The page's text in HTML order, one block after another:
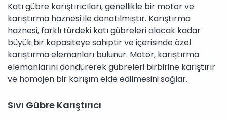
Katı gübre karıştırıcıları, genellikle bir motor ve
karıştırma haznesi ile donatılmıştır. Karıştırma
haznesi, farklı türdeki katı gübreleri alacak kadar
büyük bir kapasiteye sahiptir ve içerisinde özel
karıştırma elemanları bulunur. Motor, karıştırma
elemanlarını döndürerek gübreleri birbirine karıştırır
ve homojen bir karışım elde edilmesini sağlar.
Sıvı Gübre Karıştırıcı